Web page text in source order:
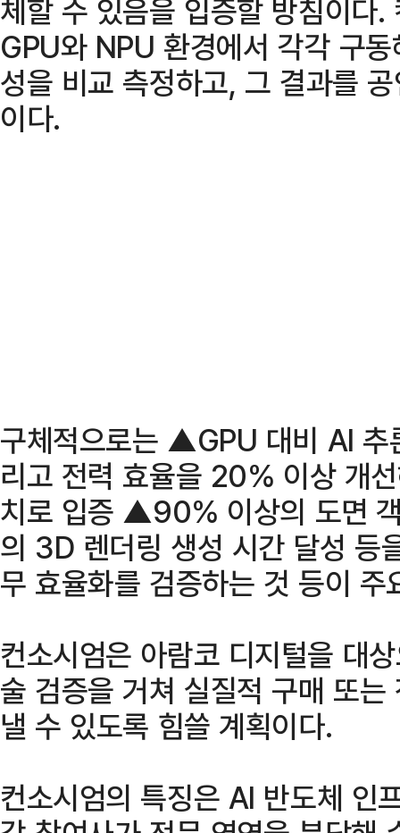
체할 수 있음을 입증할 방침이다
GPU와 NPU 환경에서 각각 구
성을 비교 측정하고, 그 결과를
이다.
구체적으로는 ▲GPU 대비 AI 추
리고 전력 효율을 20% 이상 개
치로 입증 ▲90% 이상의 도면
의 3D 렌더링 생성 시간 달성 등
무 효율화를 검증하는 것 등이 주
컨소시엄은 아람코 디지털을 대
술 검증을 거쳐 실질적 구매 또
낼 수 있도록 힘쓸 계획이다.
컨소시엄의 특징은 AI 반도체 인